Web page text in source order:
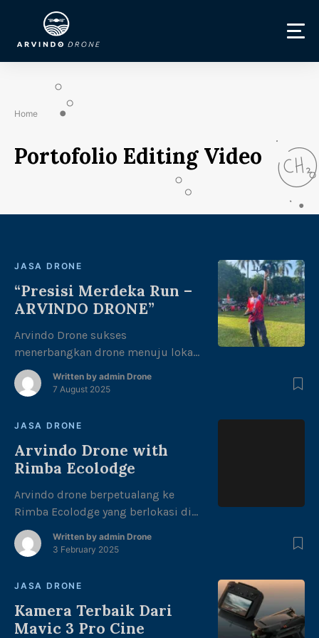
Home
Portofolio Editing Video
JASA DRONE
“Presisi Merdeka Run –
ARVINDO DRONE”
Arvindo Drone sukses
menerbangkan drone menuju lokasi
start Runing untuk melakukan
mapping area di halaman kantor
“merdeka berlari, junjung adat tuah
Republik Indonesia ke 80 thn.
Dengan di ikuti oleh berbagai
kalangan mulai dari anak-anak,
remaja, dewasa hingga lansia juga
memeriahkan acara ini.
Written by admin Drone
7 August 2025
JASA DRONE
Arvindo Drone with
Rimba Ecolodge
Arvindo drone berpetualang ke
Rimba Ecolodge yang berlokasi di
Muaro Duo Bay, Tlk. Kabung sel,
Kec, Bungus Tlk Kabung, Kota
Drone memulai hari di rimba
keindahan alam yang terhampar
luas dengan pasir pantai yang
Written by admin Drone
3 February 2025
JASA DRONE
Kamera Terbaik Dari
Mavic 3 Pro Cine